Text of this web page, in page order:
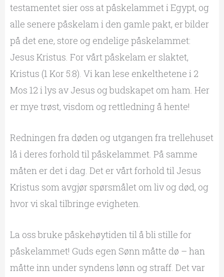
testamentet sier oss at påskelammet i Egypt, og
alle senere påskelam i den gamle pakt, er bilder
på det ene, store og endelige påskelammet:
Jesus Kristus. For vårt påskelam er slaktet,
Kristus (1 Kor 5:8). Vi kan lese enkelthetene i 2
Mos 12 i lys av Jesus og budskapet om ham. Her
er mye trøst, visdom og rettledning å hente!
Redningen fra døden og utgangen fra trellehuset
lå i deres forhold til påskelammet. På samme
måten er det i dag. Det er vårt forhold til Jesus
Kristus som avgjør spørsmålet om liv og død, og
hvor vi skal tilbringe evigheten.
La oss bruke påskehøytiden til å bli stille for
påskelammet! Guds egen Sønn måtte dø – han
måtte inn under syndens lønn og straff. Det var